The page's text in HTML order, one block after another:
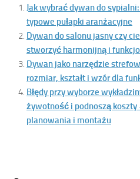
Jak wybrać dywan do
typowe pułapki aranżacyjne
Dywan do salonu jasny czy
stworzyć harmonijną i
Dywan jako narzędzie
rozmiar, kształt i wzór dla
Błędy przy wyborze
żywotność i podnoszą koszty
planowania i montażu